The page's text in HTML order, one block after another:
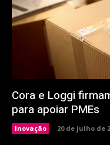
Cora e Loggi
para apoiar PMEs
Inovação 20 de julho de